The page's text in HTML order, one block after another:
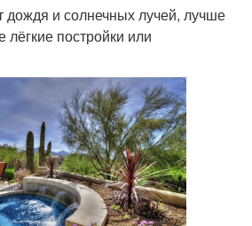
дождя и солнечных лучей, лучше
лёгкие постройки или